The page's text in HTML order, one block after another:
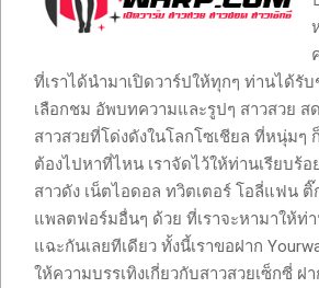
ที่เราได้นำมาเปิดวาร์ปให้ทุกๆ ท่านได้รั
เลือกชม อัพบทความและรูปๆ สาวสวย ส
สาวสวยที่โด่งดังในโลกโซเชียล ที่หนุ่มๆ
ต้องไปหาที่ไหน เราจัดไว้ให้ท่านเรียบร้
สาวดัง เน็ตไอดอล ทวิตเตอร์ โอลี่แฟน
แพลตฟอร์มอื่นๆ ด้วย ที่เราจะหามาให้ท่
แฉะกันเลยทีเดียว ทั้งนี้เราขอฝาก
ให้ความบรรเทิงเกี่ยวกับสาวสวยเซ็กซี่